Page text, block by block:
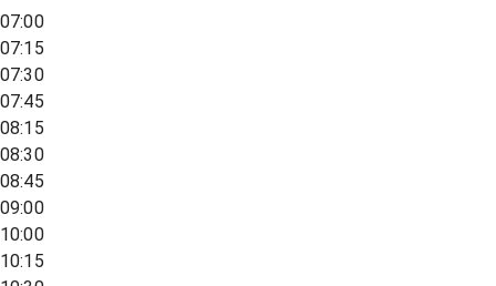
07:00
07:15
07:30
07:45
08:15
08:30
08:45
09:00
10:00
10:15